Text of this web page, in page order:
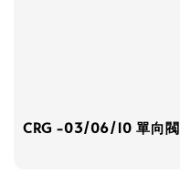
CRG -03/06/10 單向閥